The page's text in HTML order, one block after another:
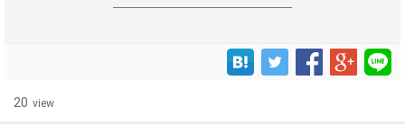
------------------------------------------------------------------
20 view